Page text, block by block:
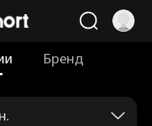
Бренд